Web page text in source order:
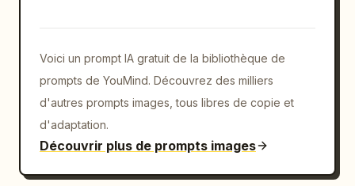
Voici un prompt IA gratuit de la bibliothèque de
prompts de YouMind. Découvrez des milliers
d'autres prompts images, tous libres de copie et
d'adaptation.
Découvrir plus de prompts images